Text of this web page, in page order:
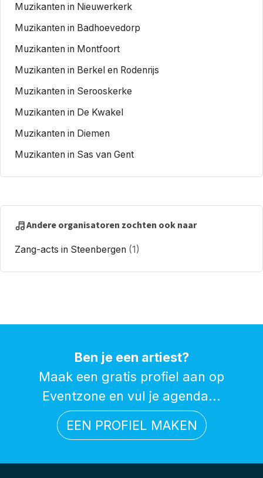
Muzikanten in Nieuwerkerk
Muzikanten in Badhoevedorp
Muzikanten in Montfoort
Muzikanten in Berkel en Rodenrijs
Muzikanten in Serooskerke
Muzikanten in De Kwakel
Muzikanten in Diemen
Muzikanten in Sas van Gent
Andere organisatoren zochten ook naar
Zang-acts in Steenbergen (1)
Ben je een artiest?
Maak een gratis profiel aan op
Eventzone en vul je agenda...
EEN PROFIEL MAKEN